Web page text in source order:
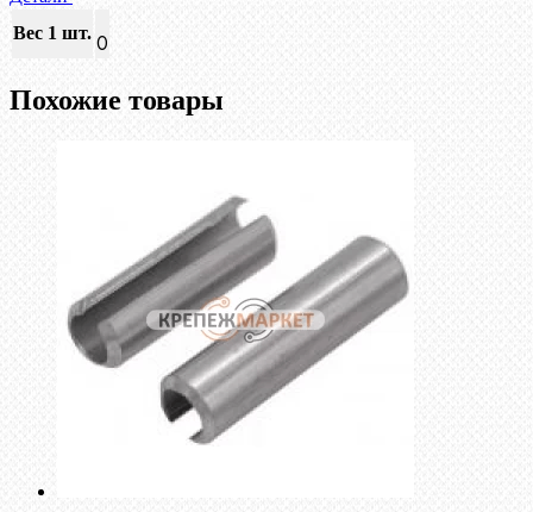
Вес 1 шт. 0
Похожие товары